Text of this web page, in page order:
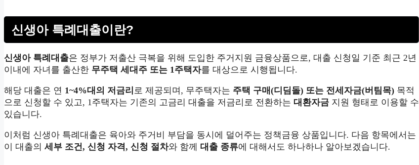
신생아 특례대출이란?
신생아 특례대출은 정부가 저출산 극복을 위해 도입한 주거지원 금융상품으로, 대출 신청일 기준 최근 2년
이내에 자녀를 출산한 무주택 세대주 또는 1주택자를 대상으로 시행됩니다.
해당 대출은 연 1~4%대의 저금리 로 제공되며, 무주택자는 주택 구매(디딤돌) 또는 전세자금(버팀목) 목적
으로 신청할 수 있고, 1주택자는 기존의 고금리 대출을 저금리로 전환하는 대환자금 지원 형태로 이용할 수
있습니다.
이처럼 신생아 특례대출은 육아와 주거비 부담을 동시에 덜어주는 정책금융 상품입니다. 다음 항목에서는
이 대출의 세부 조건, 신청 자격, 신청 절차와 함께 대출 종류에 대해서도 하나하나 알아보겠습니다.